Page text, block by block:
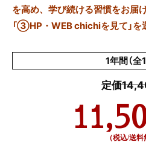
を高め、学び続ける習慣をお届
「③HP・WEB chichiを見て」を
1年間（全
定価
（税込/送料